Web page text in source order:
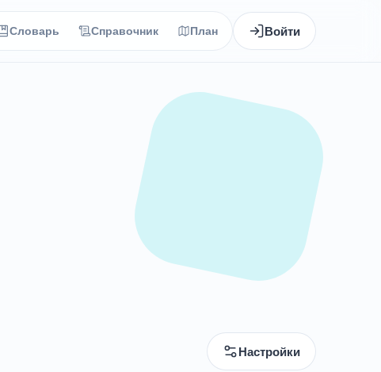
Словарь Справочник План Войти
Настройки